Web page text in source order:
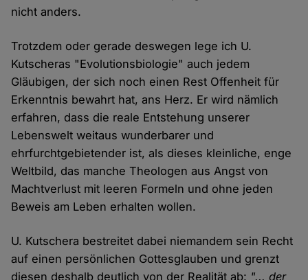
nicht anders.
Trotzdem oder gerade deswegen lege ich U.
Kutscheras "Evolutionsbiologie" auch jedem
Gläubigen, der sich noch einen Rest Offenheit für
Erkenntnis bewahrt hat, ans Herz. Er wird nämlich
erfahren, dass die reale Entstehung unserer
Lebenswelt weitaus wunderbarer und
ehrfurchtgebietender ist, als dieses kleinliche, enge
Weltbild, das manche Theologen aus Angst von
Machtverlust mit leeren Formeln und ohne jeden
Beweis am Leben erhalten wollen.
U. Kutschera bestreitet dabei niemandem sein Recht
auf einen persönlichen Gottesglauben und grenzt
diesen deshalb deutlich von der Realität ab: "... der